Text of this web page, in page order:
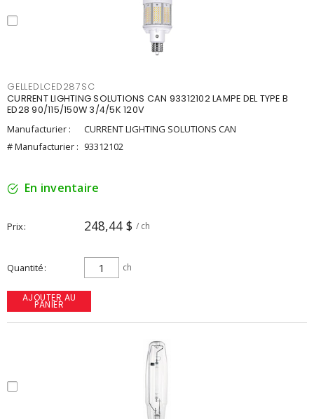
GELLEDLCED287SC
CURRENT LIGHTING SOLUTIONS CAN 93312102 LAMPE DEL TYPE B
ED28 90/115/150W 3/4/5K 120V
Manufacturier :
CURRENT LIGHTING SOLUTIONS CAN
# Manufacturier : 93312102
En inventaire
Prix 248,44 $ / ch
Quantité ch
AJOUTER AU
PANIER